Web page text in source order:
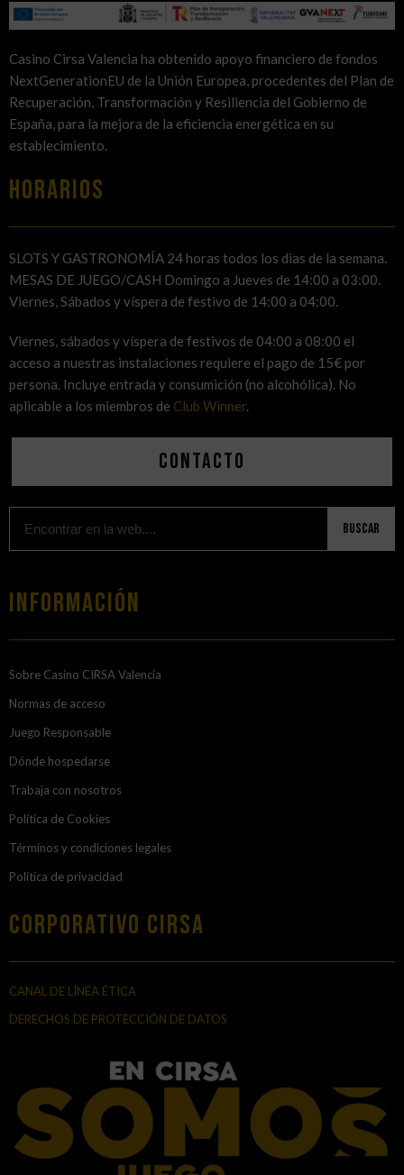
Casino Cirsa Valencia ha obtenido apoyo financiero de fondos
NextGenerationEU de la Unión Europea, procedentes del Plan de
Recuperación, Transformación y Resiliencia del Gobierno de
España, para la mejora de la eficiencia energética en su
establecimiento.
HORARIOS
SLOTS Y GASTRONOMÍA 24 horas todos los dias de la semana.
MESAS DE JUEGO/CASH Domingo a Jueves de 14:00 a 03:00.
Viernes, Sábados y víspera de festivo de 14:00 a 04:00.
Viernes, sábados y víspera de festivos de 04:00 a 08:00 el
acceso a nuestras instalaciones requiere el pago de 15€ por
persona. Incluye entrada y consumición (no alcohólica). No
aplicable a los miembros de Club Winner.
Contacto
Buscar
Información
Sobre Casino CIRSA Valencia
Normas de acceso
Juego Responsable
Dónde hospedarse
Trabaja con nosotros
Política de Cookies
Términos y condiciones legales
Política de privacidad
Corporativo Cirsa
CANAL DE LÍNEA ÉTICA
DERECHOS DE PROTECCIÓN DE DATOS